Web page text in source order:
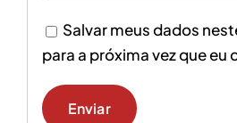
Salvar meus dados
para a próxima vez que eu